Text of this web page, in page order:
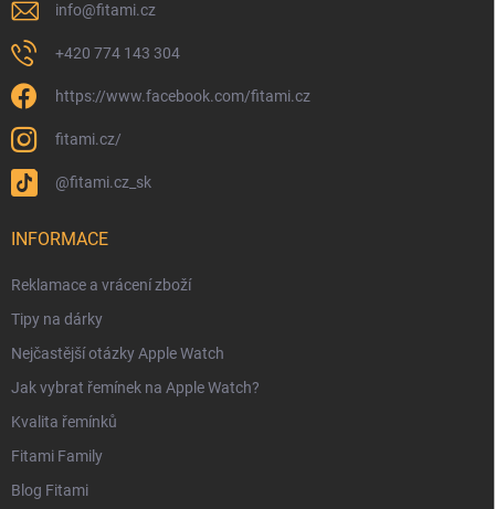
info@fitami.cz
+420 774 143 304
https://www.facebook.com/fitami.cz
fitami.cz/
@fitami.cz_sk
INFORMACE
Reklamace a vrácení zboží
Tipy na dárky
Nejčastější otázky Apple Watch
Jak vybrat řemínek na Apple Watch?
Kvalita řemínků
Fitami Family
Blog Fitami